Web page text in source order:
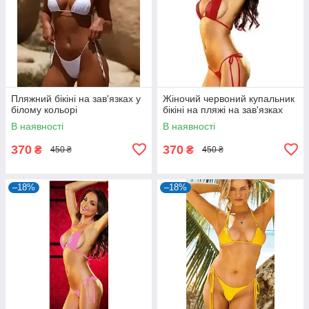
Пляжний бікіні на зав'язках у
білому кольорі
В наявності
370 ₴ 450 ₴
Жіночий червоний купальник
бікіні на пляжі на зав'язках
В наявності
370 ₴ 450 ₴
–18% –18%